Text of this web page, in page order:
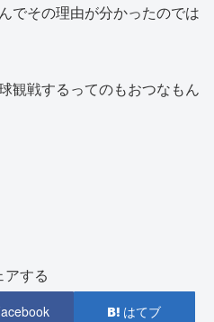
でその理由が分かったのでは
観戦するってのもおつなもん
アする
はてブ